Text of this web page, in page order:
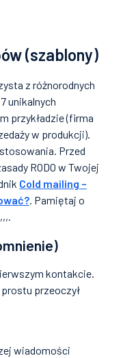
(szablony)
z różnorodnych
unikalnych
przykładzie (firma
w produkcji).
Przed
RODO w Twojej
Cold mailing –
. Pamiętaj o
kontakcie.
przeoczył
wiadomości